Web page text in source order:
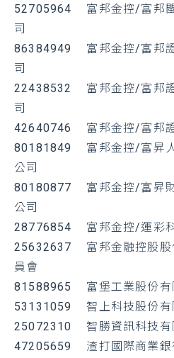
52705964 富邦金控/富邦
司
86384949 富邦金控/富邦
司
22438532 富邦金控/富邦
司
42640746 富邦金控/富邦證
80181849 富邦金控/富昇
公司
80180877 富邦金控/富昇
公司
28776854 富邦金控/運彩科
25632637 富邦金融控股股
員會
81588965 富堡工業股份有
53131059 智上科技股份有
25072310 智勝資訊科技有
47205659 渣打國際商業銀